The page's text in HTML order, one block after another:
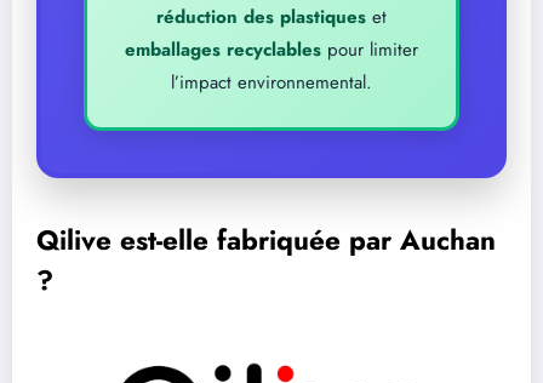
réduction des plastiques et
emballages recyclables pour limiter
l’impact environnemental.
Qilive est-elle fabriquée par Auchan
?